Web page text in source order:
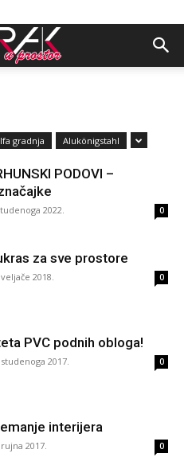
gradnja Alukönigstahl
PODOVI –
2022. 0
za sve prostore
2018. 0
PVC podnih obloga!
studenoga 2017. 0
interijera
2017. 0